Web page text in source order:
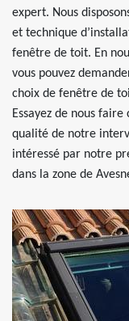
expert. Nous
et technique
fenêtre de toit. En
vous pouvez
choix de fenêtre de
Essayez de nous
qualité de notre
intéressé par notre
dans la zone de